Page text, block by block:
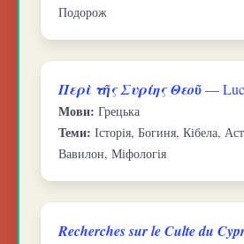
Подорож
Περὶ τῆς Συρίης Θεοῦ—
Мови: Грецька
Теми: Історія, Богиня, Кібела,
Вавилон, Міфологія
Recherches sur le Culte du